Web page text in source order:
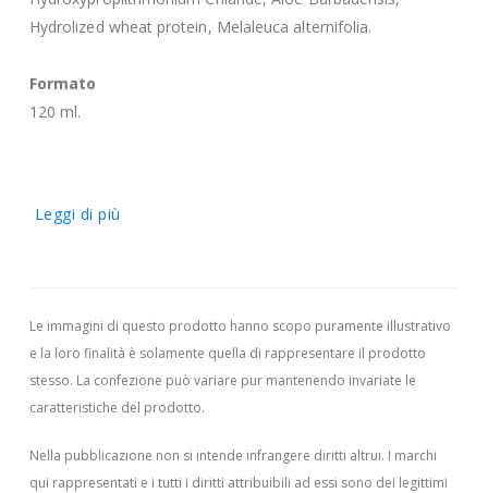
Hydrolized wheat protein, Melaleuca alternifolia.
Formato
120 ml.
Leggi di più
Le immagini di questo prodotto hanno scopo puramente illustrativo
e la loro finalità è solamente quella di rappresentare il prodotto
stesso. La confezione può variare pur mantenendo invariate le
caratteristiche del prodotto.
Nella pubblicazione non si intende infrangere diritti altrui. I marchi
qui rappresentati e i tutti i diritti attribuibili ad essi sono dei legittimi